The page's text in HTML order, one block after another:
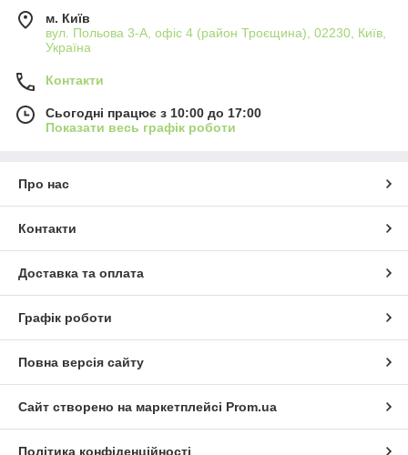
м. Київ
вул. Польова 3-А, офіс 4 (район Троєщина), 02230, Київ,
Україна
Контакти
Сьогодні працює з 10:00 до 17:00
Показати весь графік роботи
Про нас
Контакти
Доставка та оплата
Графік роботи
Повна версія сайту
Сайт створено на маркетплейсі Prom.ua
Політика конфіденційності